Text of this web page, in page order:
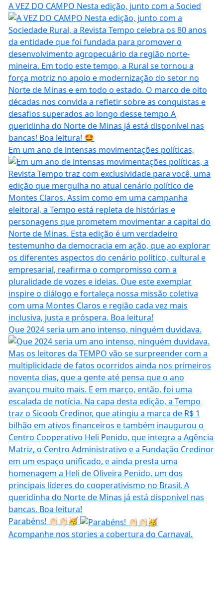
A VEZ DO CAMPO Nesta edição, junto com a Socied
Em um ano de intensas movimentações políticas,
Que 2024 seria um ano intenso, ninguém duvidava.
Parabéns! 👏🏻👏🏻🥳
Acompanhe nos stories a cobertura do Carnaval.